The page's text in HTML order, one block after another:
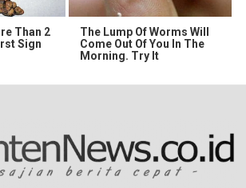
Than 2
Sign
The Lump Of Worms Will
Come Out Of You In The
Morning. Try It